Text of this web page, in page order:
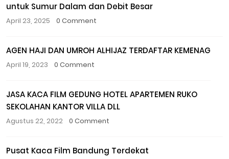
untuk Sumur Dalam dan Debit Besar
April 23, 2025 0 Comment
AGEN HAJI DAN UMROH ALHIJAZ TERDAFTAR KEMENAG
April 19, 2023 0 Comment
JASA KACA FILM GEDUNG HOTEL APARTEMEN RUKO
SEKOLAHAN KANTOR VILLA DLL
Agustus 22, 2022 0 Comment
Pusat Kaca Film Bandung Terdekat